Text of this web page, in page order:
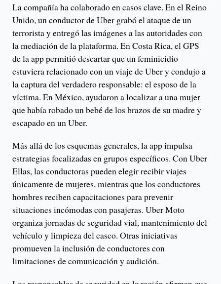
La compañía ha colaborado en casos clave. En el Reino
Unido, un conductor de Uber grabó el ataque de un
terrorista y entregó las imágenes a las autoridades con
la mediación de la plataforma. En Costa Rica, el GPS
de la app permitió descartar que un feminicidio
estuviera relacionado con un viaje de Uber y condujo a
la captura del verdadero responsable: el esposo de la
víctima. En México, ayudaron a localizar a una mujer
que había robado un bebé de los brazos de su madre y
escapado en un Uber.
Más allá de los esquemas generales, la app impulsa
estrategias focalizadas en grupos específicos. Con Uber
Ellas, las conductoras pueden elegir recibir viajes
únicamente de mujeres, mientras que los conductores
hombres reciben capacitaciones para prevenir
situaciones incómodas con pasajeras. Uber Moto
organiza jornadas de seguridad vial, mantenimiento del
vehículo y limpieza del casco. Otras iniciativas
promueven la inclusión de conductores con
limitaciones de comunicación y audición.